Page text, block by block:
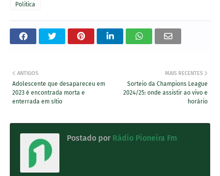
Politica
MAIS RECENTES
Sorteio da Champions League
2024/25: onde assistir ao vivo e
horário
ANTIGOS
Adolescente que desapareceu em
2023 é encontrada morta e
enterrada em sítio
Postado por Rádio Pioneira Fm